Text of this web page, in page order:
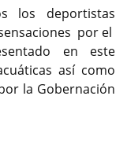
los deportistas
por el
en este
así como
la Gobernación